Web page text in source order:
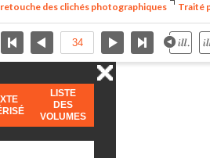
des clichés photographiques Traité
LISTE
DES
VOLUMES